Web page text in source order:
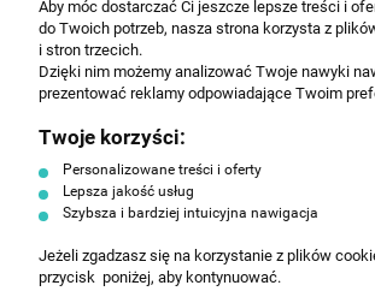
Wyrażam zgodę na przesyłanie
handlowej na poniższy adres
ZAPISZ SIĘ
Aby móc dostarczać Ci jeszcze lepsze treści i
do Twoich potrzeb, nasza strona korzysta z
i stron trzecich.
Dzięki nim możemy analizować Twoje nawyki
prezentować reklamy odpowiadające Twoim
Twoje korzyści:
Personalizowane treści i oferty
Lepsza jakość usług
Szybsza i bardziej intuicyjna nawigacja
Jeżeli zgadzasz się na korzystanie z plików
przycisk poniżej, aby kontynuować.